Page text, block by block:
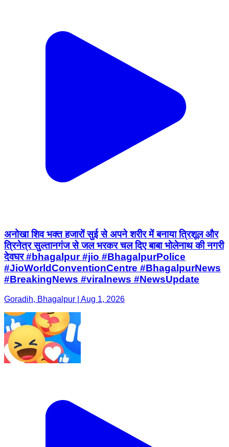
अनोखा शिव भक्त हजारों सुई से अपने शरीर में बनाया त्रिशूल और
त्रिनेत्र सुल्तानगंज से जल भरकर चल दिए बाबा भोलेनाथ की नगरी
देवघर #bhagalpur #jio #BhagalpurPolice
#JioWorldConventionCentre #BhagalpurNews
#BreakingNews #viralnews #NewsUpdate
Goradih, Bhagalpur | Aug 1, 2026